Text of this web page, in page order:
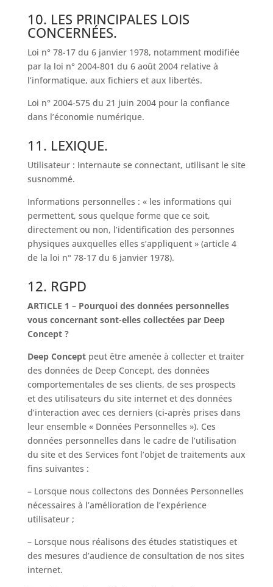
10. LES PRINCIPALES LOIS
CONCERNÉES.
Loi n° 78-17 du 6 janvier 1978, notamment modifiée
par la loi n° 2004-801 du 6 août 2004 relative à
l’informatique, aux fichiers et aux libertés.
Loi n° 2004-575 du 21 juin 2004 pour la confiance
dans l’économie numérique.
11. LEXIQUE.
Utilisateur : Internaute se connectant, utilisant le site
susnommé.
Informations personnelles : « les informations qui
permettent, sous quelque forme que ce soit,
directement ou non, l’identification des personnes
physiques auxquelles elles s’appliquent » (article 4
de la loi n° 78-17 du 6 janvier 1978).
12. RGPD
ARTICLE 1 – Pourquoi des données personnelles
vous concernant sont-elles collectées par Deep
Concept ?
Deep Concept peut être amenée à collecter et traiter
des données de Deep Concept, des données
comportementales de ses clients, de ses prospects
et des utilisateurs du site internet et des données
d’interaction avec ces derniers (ci-après prises dans
leur ensemble « Données Personnelles »). Ces
données personnelles dans le cadre de l’utilisation
du site et des Services font l’objet de traitements aux
fins suivantes :
– Lorsque nous collectons des Données Personnelles
nécessaires à l’amélioration de l’expérience
utilisateur ;
– Lorsque nous réalisons des études statistiques et
des mesures d’audience de consultation de nos sites
internet.